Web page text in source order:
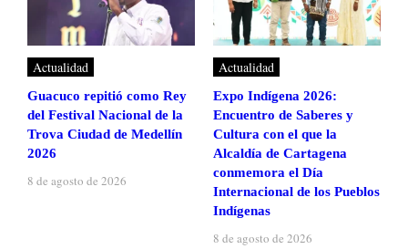
Actualidad
Guacuco repitió como Rey
del Festival Nacional de la
Trova Ciudad de Medellín
2026
8 de agosto de 2026
Actualidad
Expo Indígena 2026:
Encuentro de Saberes y
Cultura con el que la
Alcaldía de Cartagena
conmemora el Día
Internacional de los Pueblos
Indígenas
8 de agosto de 2026